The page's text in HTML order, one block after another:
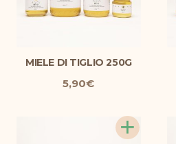
MIELE DI TIGLIO 250G
5,90€
+